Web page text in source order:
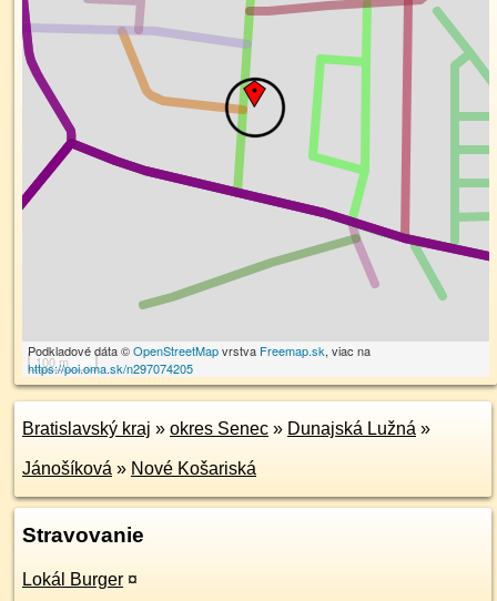
100 m
Podkladové dáta ©OpenStreetMapvrstva Freemap.sk, viac na
https://poi.oma.sk/n297074205
Bratislavský kraj » okres Senec » Dunajská Lužná »
Jánošíková » Nové Košariská
Stravovanie
Lokál Burger ¤